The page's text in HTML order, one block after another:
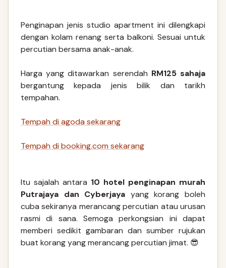
Penginapan jenis studio apartment ini dilengkapi
dengan kolam renang serta balkoni. Sesuai untuk
percutian bersama anak-anak.
Harga yang ditawarkan serendah RM125 sahaja
bergantung kepada jenis bilik dan tarikh
tempahan.
Tempah di agoda sekarang
Tempah di booking.com sekarang
Itu sajalah antara 10 hotel penginapan murah
Putrajaya dan Cyberjaya yang korang boleh
cuba sekiranya merancang percutian atau urusan
rasmi di sana. Semoga perkongsian ini dapat
memberi sedikit gambaran dan sumber rujukan
buat korang yang merancang percutian jimat. 😎